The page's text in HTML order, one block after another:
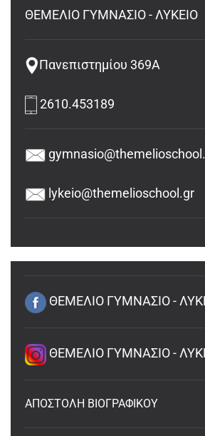
ΘΕΜΕΛΙΟ ΓΥΜΝΑΣΙΟ - ΛΥΚΕΙΟ
Πανεπιστημίου 369Α
2610.453189
lykeio@themelioschool.gr
ΘΕΜΕΛΙΟ ΓΥΜΝΑΣΙΟ -
ΘΕΜΕΛΙΟ ΓΥΜΝΑΣΙΟ -
ΑΠΟΣΤΟΛΗ ΒΙΟΓΡΑΦΙΚΟΥ